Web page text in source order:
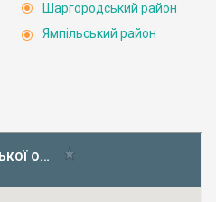
Шаргородський район
Ямпільський район